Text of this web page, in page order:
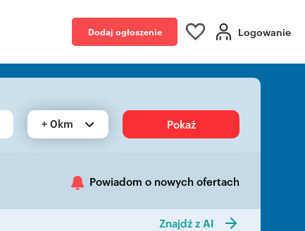
Dodaj ogłoszenie Logowanie
+ 0km Pokaż
Powiadom o nowych ofertach
Znajdź z AI